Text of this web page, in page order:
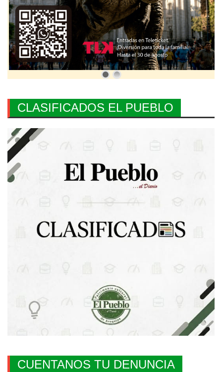
CLASIFICADOS EL PUEBLO
CUENTANOS TU DENUNCIA